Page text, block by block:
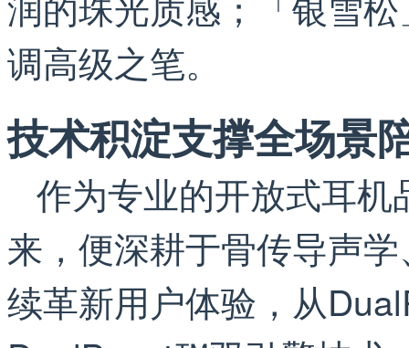
调高级之笔。
技术积淀支撑全场景
作为专业的开放式耳
来，便深耕于骨传导声
续革新用户体验，从